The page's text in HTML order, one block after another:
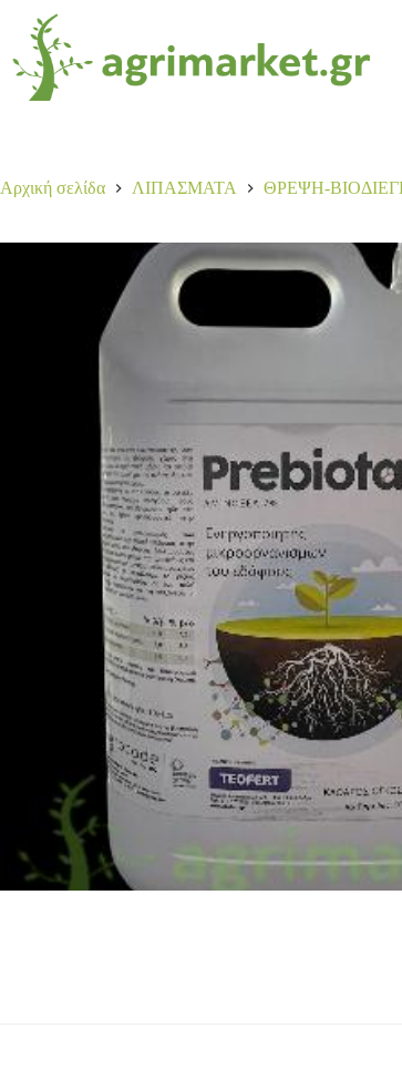
60,00
4 σε απόθεμα
Αρχική σελίδα ΛΙΠΑΣΜΑΤΑ ΘΡΕΨΗ-